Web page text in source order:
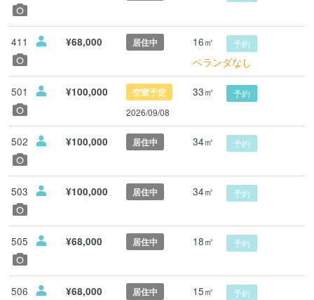
411 ¥68,000 居住中 16㎡ 予約
ベランダなし
501 ¥100,000 空室予定 33㎡
予約
2026/09/08
502 ¥100,000 居住中 34㎡ 予約
503 ¥100,000 居住中 34㎡ 予約
505 ¥68,000 居住中 18㎡ 予約
506 ¥68,000 居住中 15㎡ 予約